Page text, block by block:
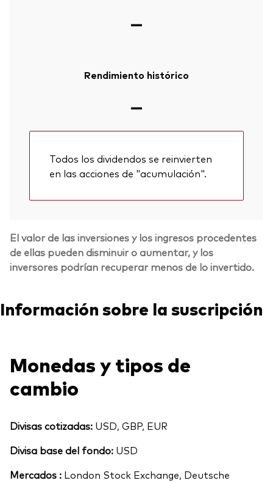
—
Rendimiento histórico
—
Todos los dividendos se reinvierten
en las acciones de "acumulación".
El valor de las inversiones y los ingresos procedentes
de ellas pueden disminuir o aumentar, y los
inversores podrían recuperar menos de lo invertido.
Información sobre la suscripción
Monedas y tipos de
cambio
Divisas cotizadas: USD, GBP, EUR
Divisa base del fondo: USD
Mercados : London Stock Exchange, Deutsche